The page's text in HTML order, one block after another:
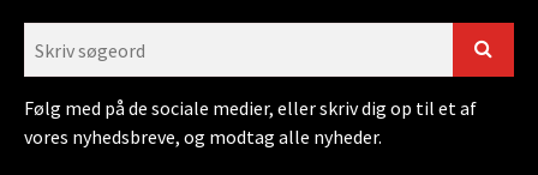
Følg med på de sociale medier, eller skriv dig op til et af
vores nyhedsbreve, og modtag alle nyheder.